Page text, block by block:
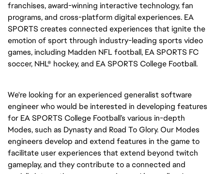
franchises, award-winning interactive technology, fan
programs, and cross-platform digital experiences. EA
SPORTS creates connected experiences that ignite the
emotion of sport through industry-leading sports video
games, including Madden NFL football, EA SPORTS FC
soccer, NHL® hockey, and EA SPORTS College Football.
We're looking for an experienced generalist software
engineer who would be interested in developing features
for EA SPORTS College Football’s various in-depth
Modes, such as Dynasty and Road To Glory. Our Modes
engineers develop and extend features in the game to
facilitate user experiences that extend beyond twitch
gameplay, and they contribute to a connected and